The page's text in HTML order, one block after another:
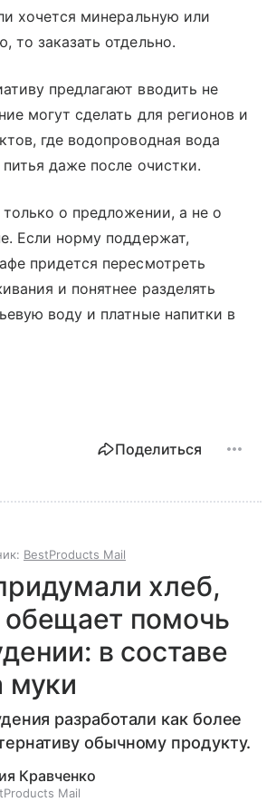
хочется минеральную или
то заказать отдельно.
предлагают вводить не
могут сделать для регионов и
где водопроводная вода
даже после очистки.
о предложении, а не о
Если норму поддержат,
придется пересмотреть
и понятнее разделять
воду и платные напитки в
Поделиться
BestProducts Mail
хлеб,
обещает помочь
в составе
муки
разработали как более
обычному продукту.
Кравченко
Mail